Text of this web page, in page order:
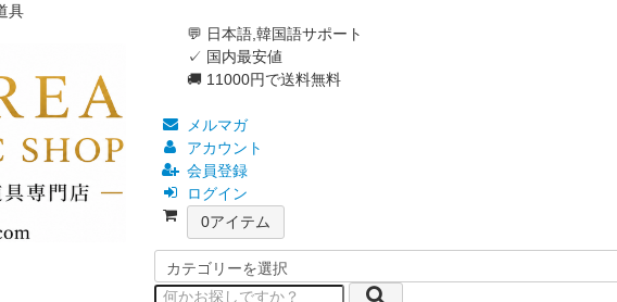
具
💬 日本語,韓国語サポート
✓ 国内最安値
🚚 11000円で送料無料
メルマガ
アカウント
会員登録
ログイン
0アイテム